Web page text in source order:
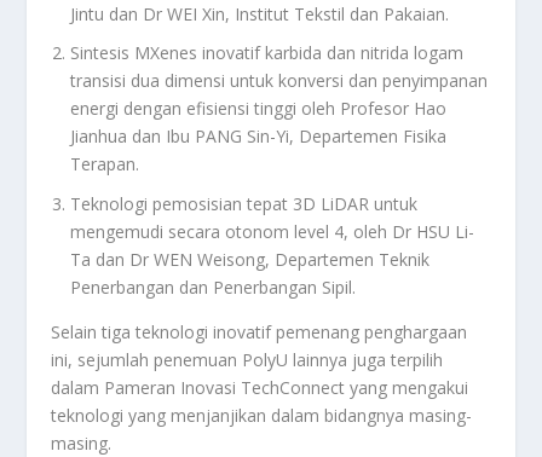
Jintu dan Dr WEI Xin, Institut Tekstil dan Pakaian.
Sintesis MXenes inovatif karbida dan nitrida logam
transisi dua dimensi untuk konversi dan penyimpanan
energi dengan efisiensi tinggi oleh Profesor Hao
Jianhua dan Ibu PANG Sin-Yi, Departemen Fisika
Terapan.
Teknologi pemosisian tepat 3D LiDAR untuk
mengemudi secara otonom level 4, oleh Dr HSU Li-
Ta dan Dr WEN Weisong, Departemen Teknik
Penerbangan dan Penerbangan Sipil.
Selain tiga teknologi inovatif pemenang penghargaan
ini, sejumlah penemuan PolyU lainnya juga terpilih
dalam Pameran Inovasi TechConnect yang mengakui
teknologi yang menjanjikan dalam bidangnya masing-
masing.